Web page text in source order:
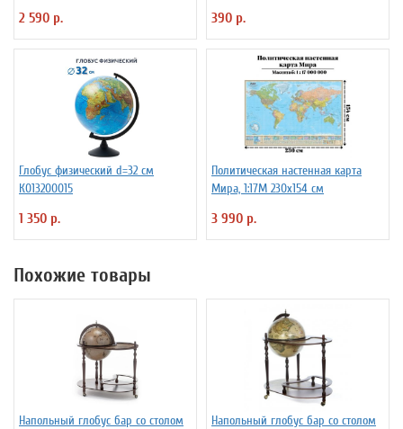
2 590 р. 390 р.
Глобус физический d=32 см
К013200015
1 350 р.
Политическая настенная карта
Мира, 1:17М 230х154 см
3 990 р.
Похожие товары
Напольный глобус бар со столом
Напольный глобус бар со столом